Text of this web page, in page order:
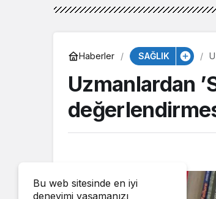
Haberler SAĞLIK
Uzmanlardan
Bu web sitesinde en iyi
deneyimi yaşamanızı